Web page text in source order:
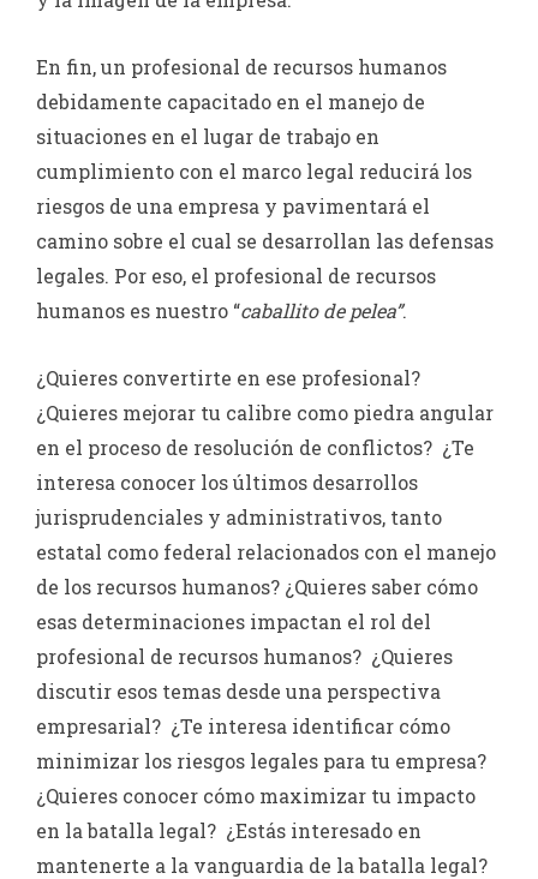
En fin, un profesional de recursos humanos
debidamente capacitado en el manejo de
situaciones en el lugar de trabajo en
cumplimiento con el marco legal reducirá los
riesgos de una empresa y pavimentará el
camino sobre el cual se desarrollan las defensas
legales. Por eso, el profesional de recursos
humanos es nuestro “caballito de pelea”.
¿Quieres convertirte en ese profesional?
¿Quieres mejorar tu calibre como piedra angular
en el proceso de resolución de conflictos? ¿Te
interesa conocer los últimos desarrollos
jurisprudenciales y administrativos, tanto
estatal como federal relacionados con el manejo
de los recursos humanos? ¿Quieres saber cómo
esas determinaciones impactan el rol del
profesional de recursos humanos? ¿Quieres
discutir esos temas desde una perspectiva
empresarial? ¿Te interesa identificar cómo
minimizar los riesgos legales para tu empresa?
¿Quieres conocer cómo maximizar tu impacto
en la batalla legal? ¿Estás interesado en
mantenerte a la vanguardia de la batalla legal?